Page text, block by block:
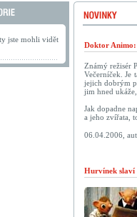
jste mohli vidět
Doktor
Známý režisér
Večerníček. Je
jejich dobrým
jim hned
Jak dopadne
a jeho zvířata,
06.04.2006,
Hurvínek slaví